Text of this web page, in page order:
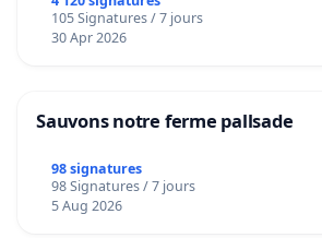
105 Signatures / 7 jours
30 Apr 2026
Sauvons notre ferme pallsade
98 signatures
98 Signatures / 7 jours
5 Aug 2026